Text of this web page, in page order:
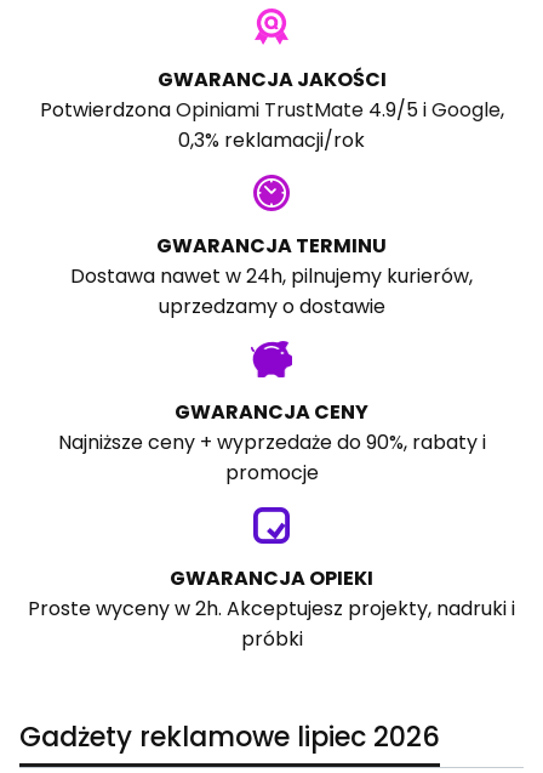
GWARANCJA JAKOŚCI
PotwierdzonaOpiniami TrustMate4.9/5 iGoogle,
0,3% reklamacji/rok
GWARANCJA TERMINU
Dostawa nawet w 24h, pilnujemy kurierów,
uprzedzamy o dostawie
GWARANCJA CENY
Najniższe ceny + wyprzedaże do 90%, rabaty i
promocje
GWARANCJA OPIEKI
Proste wyceny w 2h. Akceptujesz projekty, nadruki i
próbki
Gadżety reklamowe lipiec 2026